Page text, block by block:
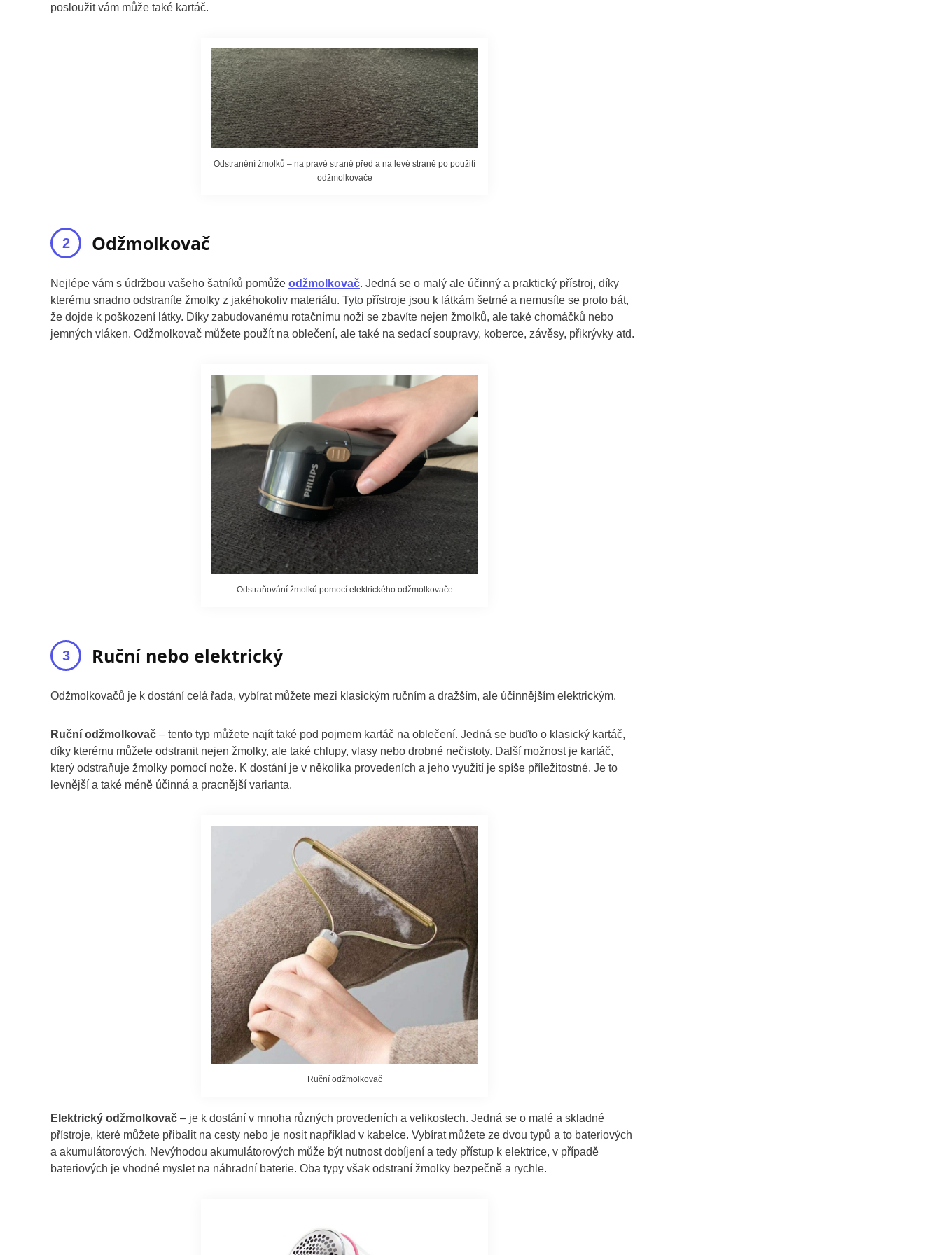
posloužit vám může také kartáč.
Odstranění žmolků – na pravé straně před a na levé straně po použití
odžmolkovače
Odžmolkovač
Nejlépe vám s údržbou vašeho šatníků pomůže odžmolkovač. Jedná se o malý ale účinný a praktický přístroj, díky
kterému snadno odstraníte žmolky z jakéhokoliv materiálu. Tyto přístroje jsou k látkám šetrné a nemusíte se proto bát,
že dojde k poškození látky. Díky zabudovanému rotačnímu noži se zbavíte nejen žmolků, ale také chomáčků nebo
jemných vláken. Odžmolkovač můžete použít na oblečení, ale také na sedací soupravy, koberce, závěsy, přikrývky atd.
Odstraňování žmolků pomocí elektrického odžmolkovače
Ruční nebo elektrický
Odžmolkovačů je k dostání celá řada, vybírat můžete mezi klasickým ručním a dražším, ale účinnějším elektrickým.
Ruční odžmolkovač – tento typ můžete najít také pod pojmem kartáč na oblečení. Jedná se buďto o klasický kartáč,
díky kterému můžete odstranit nejen žmolky, ale také chlupy, vlasy nebo drobné nečistoty. Další možnost je kartáč,
který odstraňuje žmolky pomocí nože. K dostání je v několika provedeních a jeho využití je spíše příležitostné. Je to
levnější a také méně účinná a pracnější varianta.
Ruční odžmolkovač
Elektrický odžmolkovač – je k dostání v mnoha různých provedeních a velikostech. Jedná se o malé a skladné
přístroje, které můžete přibalit na cesty nebo je nosit například v kabelce. Vybírat můžete ze dvou typů a to bateriových
a akumulátorových. Nevýhodou akumulátorových může být nutnost dobíjení a tedy přístup k elektrice, v případě
bateriových je vhodné myslet na náhradní baterie. Oba typy však odstraní žmolky bezpečně a rychle.